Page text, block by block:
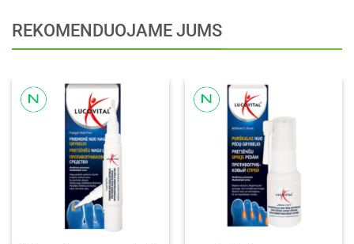
REKOMENDUOJAME JUMS